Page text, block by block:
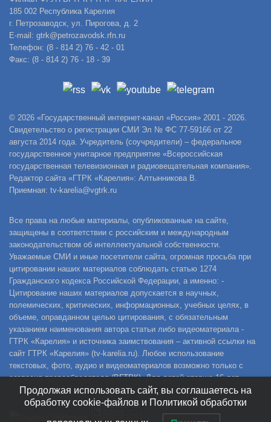
185 002 Республика Карелия
г. Петрозаводск, ул. Пирогова, д. 2
E-mail: gtrk@petrozavodsk.rfn.ru
Телефон: (8 - 814 2) 76 - 42 - 01
Факс: (8 - 814 2) 76 - 18 - 39
© 2026 «Государственный интернет-канал «Россия» 2001 - 2026.
Свидетельство о регистрации СМИ Эл № ФС 77-59166 от 22
августа 2014 года. Учредитель (соучредители) – федеральное
государственное унитарное предприятие «Всероссийская
государственная телевизионная и радиовещательная компания».
Редактор сайта «ГТРК «Карелия»: Алтынникова В.
Приемная: tv-karelia@vgtrk.ru
Все права на любые материалы, опубликованные на сайте,
защищены в соответствии с российским и международным
законодательством об интеллектуальной собственности.
Уважаемые СМИ и иные посетители сайта, огромная просьба при
цитировании наших материалов соблюдать статью 1274
Гражданского кодекса Российской Федерации, а именно: -
Цитирование наших материалов допускается в научных,
полемических, критических, информационных, учебных целях, в
объеме, оправданном целью цитирования, с обязательным
указанием наименования автора статьи либо видеоматериала -
ГТРК «Карелия» и источника заимствования – активной ссылки на
сайт ГТРК «Карелия» (tv-karelia.ru). Любое использование
текстовых, фото, аудио и видеоматериалов возможно только с
согласия правообладателя (ВГТРК). Для детей старше 16 лет.
Продолжая использовать сайт, вы соглашаетесь на
обработку cookie-файлов и Политикой обработки